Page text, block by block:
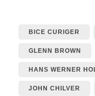
BICE CURIGER
GLENN BROWN
HANS WERNER
JOHN CHILVER